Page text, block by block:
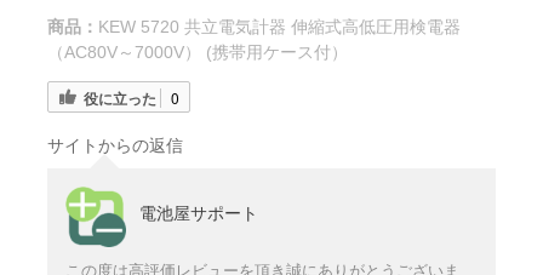
商品： KEW 5720 共立電気計器 伸縮式高低圧用検電器
（AC80V～7000V） (携帯用ケース付）
役に立った 0
サイトからの返信
電池屋サポート
この度は高評価レビューを頂き誠にありがとうございま